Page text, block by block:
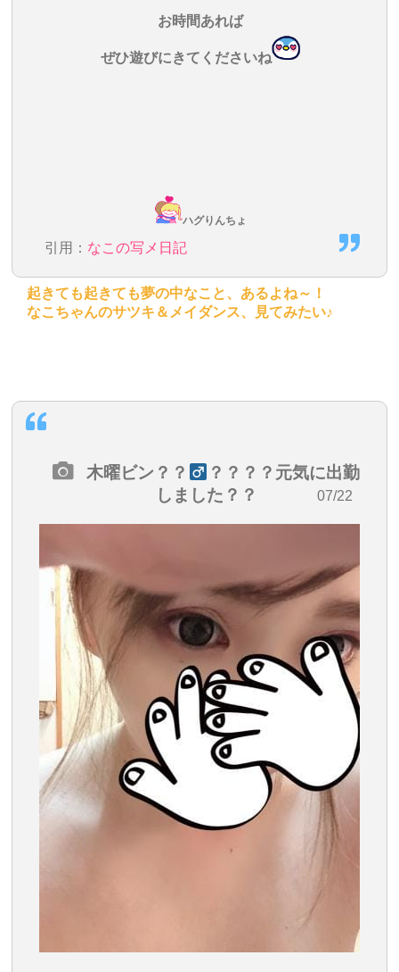
お時間あれば
ぜひ遊びにきてくださいね
ハグりんちょ
引用： なこの写メ日記
起きても起きても夢の中なこと、あるよね～！
なこちゃんのサツキ＆メイダンス、見てみたい♪
・07/22
木曜ビン？？
？？？？元気に出勤
しました？？